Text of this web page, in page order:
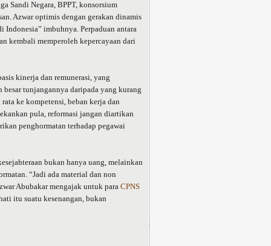
Sandi Negara, BPPT, konsorsium
Azwar optimis dengan gerakan dinamis
Indonesia” imbuhnya. Perpaduan antara
kembali memperoleh kepercayaan dari
kinerja dan remunerasi, yang
tunjangannya daripada yang kurang
ke kompetensi, beban kerja dan
pula, reformasi jangan diartikan
penghormatan terhadap pegawai
bukan hanya uang, melainkan
“Jadi ada material dan non
Abubakar mengajak untuk para CPNS
itu suatu kesenangan, bukan